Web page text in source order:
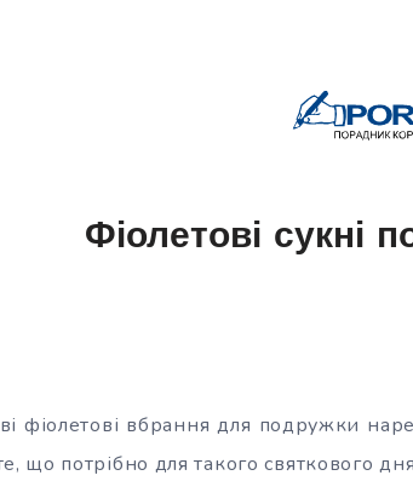
Фіолетові сукні
фіолетові вбрання для подружки
що потрібно для такого святкового